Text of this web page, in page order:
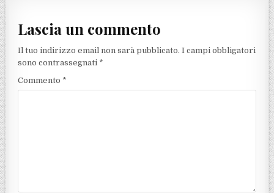
Lascia un commento
Il tuo indirizzo email non sarà pubblicato. I campi obbligatori
sono contrassegnati *
Commento *